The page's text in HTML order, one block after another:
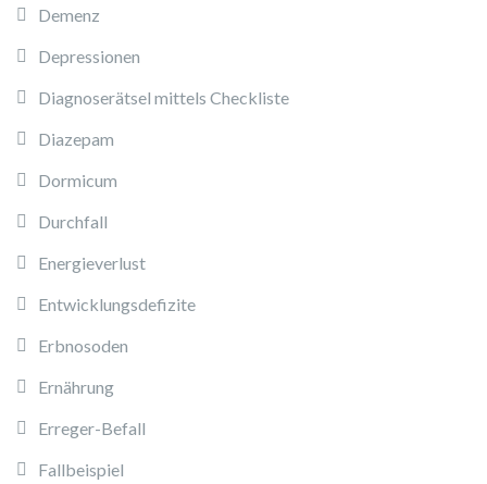
Demenz
Depressionen
Diagnoserätsel mittels Checkliste
Diazepam
Dormicum
Durchfall
Energieverlust
Entwicklungsdefizite
Erbnosoden
Ernährung
Erreger-Befall
Fallbeispiel